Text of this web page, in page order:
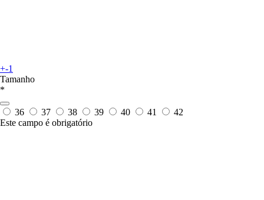
+-1
Tamanho
*
36 37 38 39 40 41
42
Este campo é obrigatório